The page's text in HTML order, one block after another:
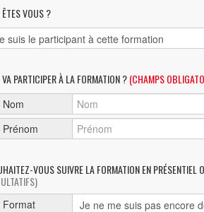
VOUS ?
PARTICIPER À LA FORMATION ?(CHAMPS
Nom
Prénom
VOUS SUIVRE LA FORMATION EN PRÉSENTIEL
Format